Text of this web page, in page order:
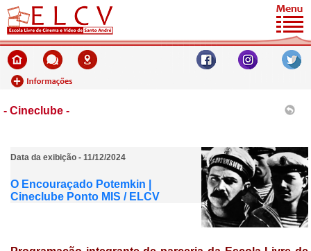
- Cineclube -
Data da exibição - 11/12/2024
O Encouraçado Potemkin |
Cineclube Ponto MIS / ELCV